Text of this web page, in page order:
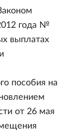
года №
выплатах
пособия на
от 26 мая